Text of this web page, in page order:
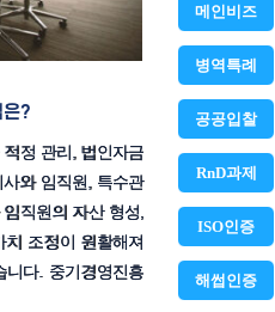
메인비즈
병역특례
공공입찰
RnD과제
ISO인증
해썹인증
은?
정 관리, 법인자금
와 임직원, 특수관
직원의 자산 형성,
치 조정이 원활해져
다. 중기경영진흥